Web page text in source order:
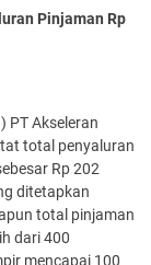
Pinjaman Rp
PT Akseleran
total penyaluran
Rp 202
ditetapkan
total pinjaman
dari 400
mencapai 100